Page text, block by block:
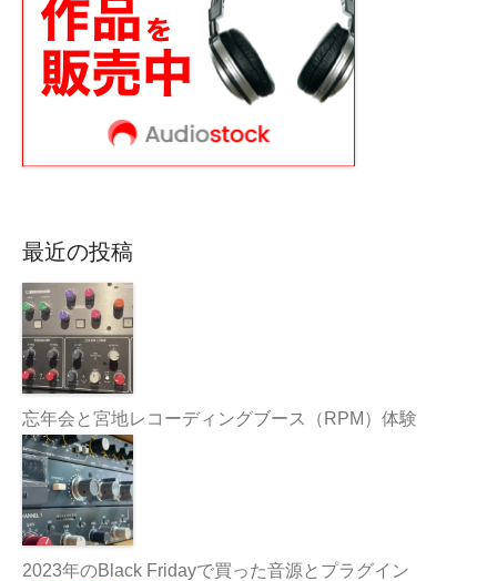
最近の投稿
忘年会と宮地レコーディングブース（RPM）体験
2023年のBlack Fridayで買った音源とプラグイン